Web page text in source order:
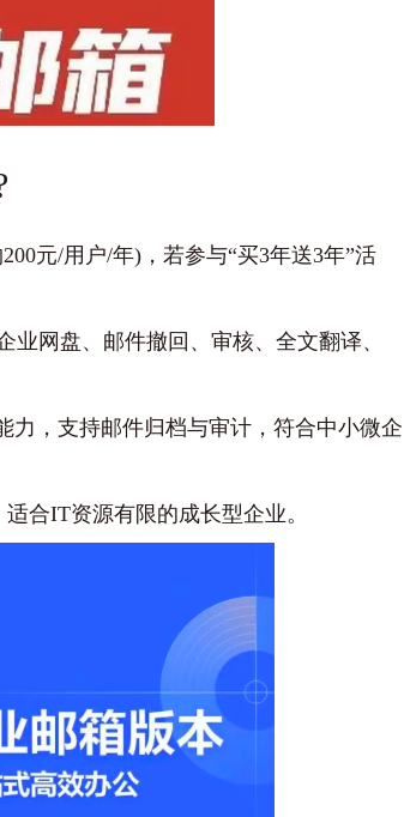
元/用户/年)，若参与“买3年送3年”活
业网盘、邮件撤回、审核、全文翻译、
力，支持邮件归档与审计，符合中小微企
合IT资源有限的成长型企业。